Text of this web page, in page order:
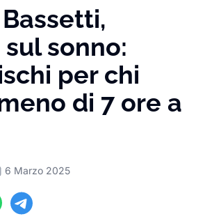
sul sonno:
per chi
di 7 ore a
6 Marzo 2025